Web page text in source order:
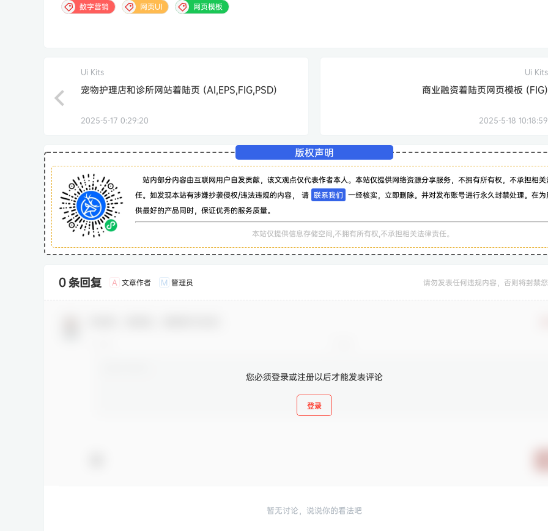
数字营销 网页UI 网页模板
Ui Kits
宠物护理店和诊所网站着陆页 (AI,EPS,FIG,PSD)
2025-5-17 0:29:20
Ui Kits
商业融资着陆页网页模板 (FIG)
2025-5-18 10:18:59
版权声明
站内部分内容由互联网用户自发贡献，该文观点仅代表作者本人。本站仅提供网络资源分享服务，不拥有所有权，不承担相
任。如发现本站有涉嫌抄袭侵权/违法违规的内容， 请 联系我们 一经核实，立即删除。并对发布账号进行永久封禁处理。在
供最好的产品同时，保证优秀的服务质量。
本站仅提供信息存储空间,不拥有所有权,不承担相关法律责任。
0 条回复 A 文章作者 M 管理员 请勿发表任何违规内容，否则将封禁
您必须登录或注册以后才能发表评论
登录
暂无讨论，说说你的看法吧